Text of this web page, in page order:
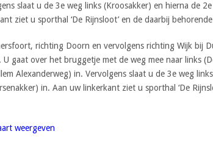
slaat u de 3e weg links (Kroosakker) en hierna de
ziet u sporthal ‘De Rijnsloot’ en de daarbij
richting Doorn en vervolgens richting Wijk bij
U gaat over het bruggetje met de weg mee naar links
Alexanderweg) in. Vervolgens slaat u de 3e weg
in. Aan uw linkerkant ziet u sporthal ‘De
weergeven